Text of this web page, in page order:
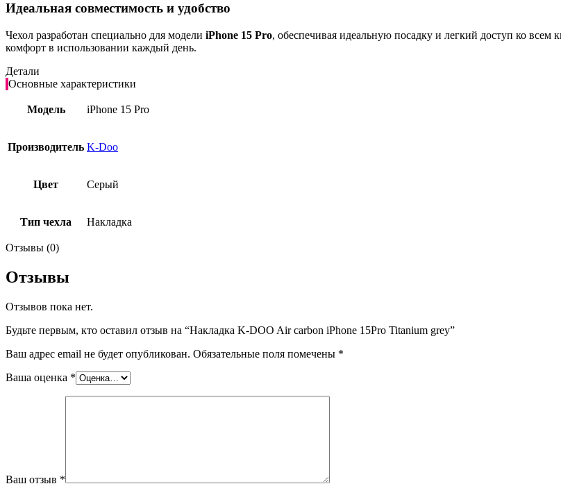
Идеальная совместимость и удобство
Чехол разработан специально для модели iPhone 15 Pro, обеспечивая идеальную посадку и легкий доступ ко всем
комфорт в использовании каждый день.
Детали
Основные характеристики
Модель iPhone 15 Pro
Производитель K-Doo
Цвет Серый
Тип чехла Накладка
Отзывы (0)
Отзывы
Отзывов пока нет.
Будьте первым, кто оставил отзыв на “Накладка K-DOO Air carbon iPhone 15Pro Titanium grey”
Ваш адрес email не будет опубликован. Обязательные поля помечены *
Ваша оценка *
Ваш отзыв *